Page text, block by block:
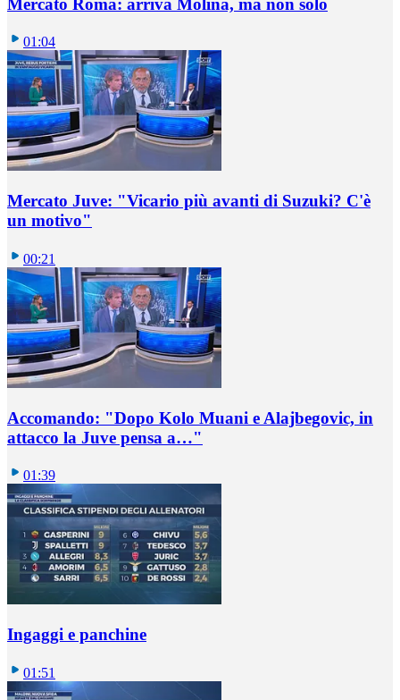
01:04
Mercato Juve: "Vicario più avanti di Suzuki? C'è
un motivo"
00:21
Accomando: "Dopo Kolo Muani e Alajbegovic, in
attacco la Juve pensa a…"
01:39
Ingaggi e panchine
01:51